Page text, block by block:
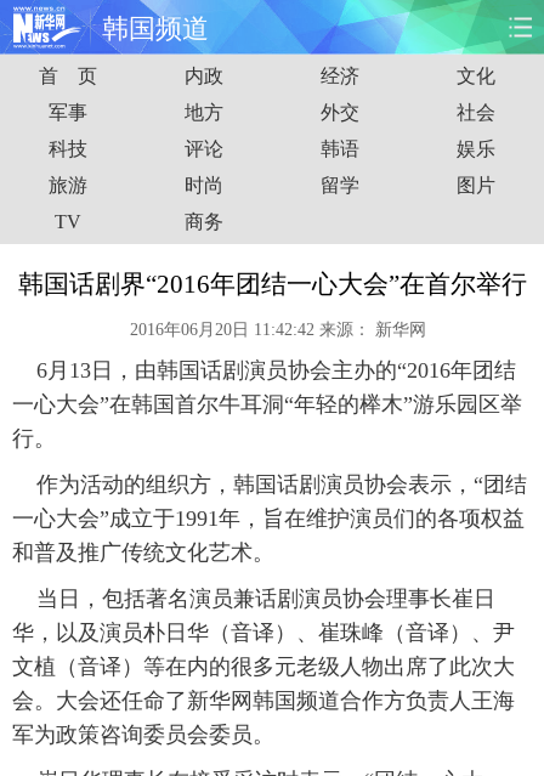
韩国频道
首页 时政 国际 财经
娱乐 体育 人事 教育
时尚 思客
港澳 台湾 华人 汽车
能源 房产
图片 视频 彩票 食品
金融 公益 军事 无人机
富媒体 摄影 新华广播
新华电视中文 新华电视英文 返回PC
首 页 内政 经济
文化
军事
地方 外交
社会
科技
评论 韩语
娱乐
旅游
时尚 留学
图片
TV
商务
韩国话剧界“2016年团结一心大会”在首尔举行
2016年06月20日 11:42:42 来源： 新华网
6月13日，由韩国话剧演员协会主办的“2016年团结
一心大会”在韩国首尔牛耳洞“年轻的榉木”游乐园区举
行。
作为活动的组织方，韩国话剧演员协会表示，“团结
一心大会”成立于1991年，旨在维护演员们的各项权益
和普及推广传统文化艺术。
当日，包括著名演员兼话剧演员协会理事长崔日
华，以及演员朴日华（音译）、崔珠峰（音译）、尹
文植（音译）等在内的很多元老级人物出席了此次大
会。大会还任命了新华网韩国频道合作方负责人王海
军为政策咨询委员会委员。